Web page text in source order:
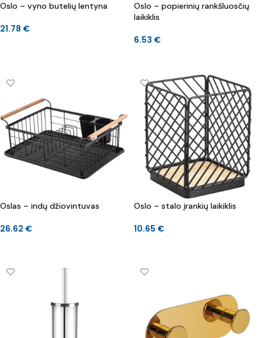
Oslo – vyno butelių lentyna
21.78 €
Oslo – popierinių rankšluosčių
laikiklis
6.53 €
Oslas – indų džiovintuvas
26.62 €
Oslo – stalo įrankių laikiklis
10.65 €